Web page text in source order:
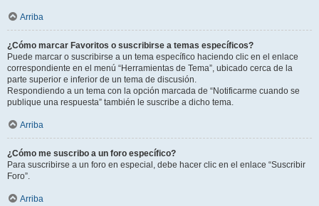
Arriba
¿Cómo marcar Favoritos o suscribirse a temas específicos?
Puede marcar o suscribirse a un tema específico haciendo clic en el enlace
correspondiente en el menú “Herramientas de Tema”, ubicado cerca de la
parte superior e inferior de un tema de discusión.
Respondiendo a un tema con la opción marcada de “Notificarme cuando se
publique una respuesta” también le suscribe a dicho tema.
Arriba
¿Cómo me suscribo a un foro específico?
Para suscribirse a un foro en especial, debe hacer clic en el enlace “Suscribir
Foro”.
Arriba